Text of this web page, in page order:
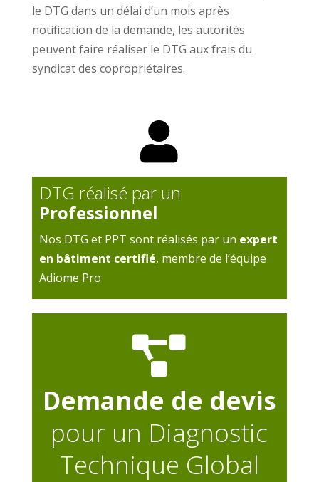
le DTG dans un délai d’un mois après
notification de la demande, les autorités
peuvent faire réaliser le DTG aux frais du
syndicat des copropriétaires.

DTG réalisé par un
Professionnel
Nos DTG et PPT sont réalisés par un expert
en bâtiment certifié, membre de l’équipe
Adiome Pro

Demande de devis
pour un Diagnostic
Technique Global